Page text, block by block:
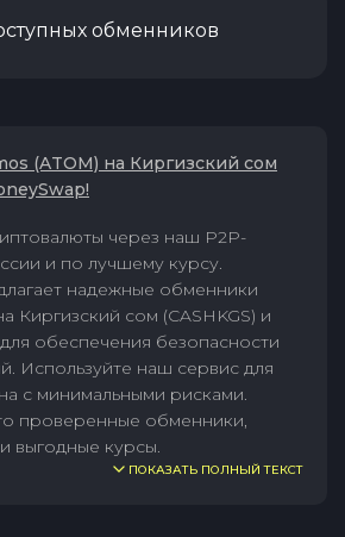
обменников
(ATOM) на Киргизский сом
через наш P2P-
и по лучшему курсу.
надежные обменники
Киргизский сом (CASHKGS) и
обеспечения безопасности
Используйте наш сервис для
с минимальными рисками.
проверенные обменники,
выгодные курсы.
ПОКАЗАТЬ ПОЛНЫЙ ТЕКСТ